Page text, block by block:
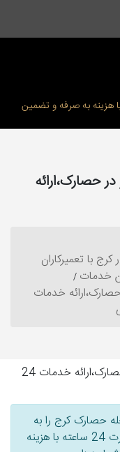
هزینه به صرفه و تضمین
در حصارک،ارائه
با تعمیرکاران
خدمات
حصارک،ارائه خدمات
حصارک کرج را به
تعمیرکاران متخصص ما بسپارید.به صورت 24 ساعته با هزینه